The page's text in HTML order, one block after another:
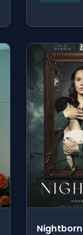
Nightborn